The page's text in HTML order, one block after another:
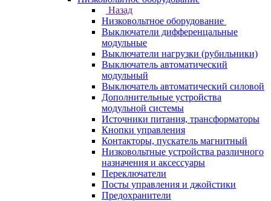
Назад
Низковольтное оборудование
Выключатели дифференцальные
модульные
Выключатели нагрузки (рубильники)
Выключатель автоматический
модульный
Выключатель автоматический силовой
Дополнительные устройства
модульной системы
Источники питания, трансформаторы
Кнопки управления
Контакторы, пускатель магнитный
Низковольтные устройства различного
назначения и аксессуары
Переключатели
Посты управления и джойстики
Предохранители